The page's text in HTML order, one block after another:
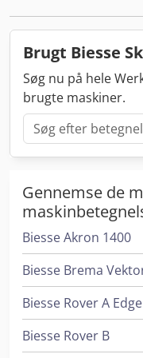
Brugt Biesse
Søg nu på hele
brugte maskiner.
Gennemse de
Biesse Akron 1400
Biesse Brema
Biesse Rover A Edge
Biesse Rover B